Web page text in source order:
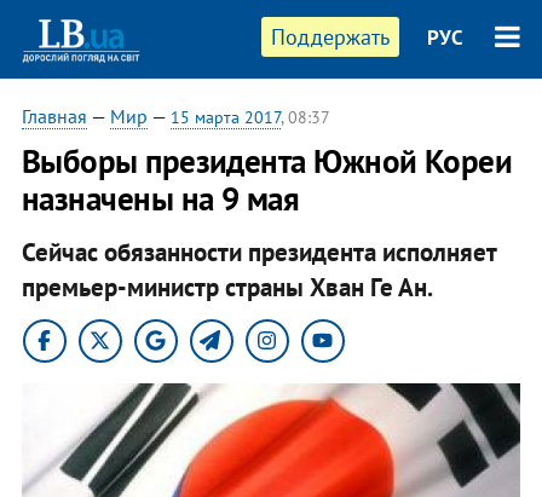
Поддержать РУС
Главная — Мир — 15 марта 2017, 08:37
Выборы президента Южной Кореи
назначены на 9 мая
Сейчас обязанности президента исполняет
премьер-министр страны Хван Ге Ан.